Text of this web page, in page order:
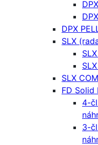
DPX
SLX
SLX
FD Solid
4-
3-